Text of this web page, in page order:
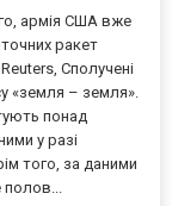
армія США вже
ракет
Сполучені
«земля – земля».
понад
у разі
того, за даними
полов...